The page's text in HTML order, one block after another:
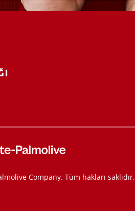
Company. Tüm hakları saklıdır.